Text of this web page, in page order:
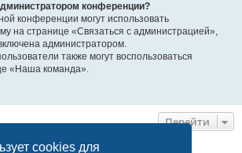
cookies для
конференции?
конференции могут использовать
на странице «Связаться с администрацией»,
администратором.
также могут воспользоваться
«Наша команда».
Перейти